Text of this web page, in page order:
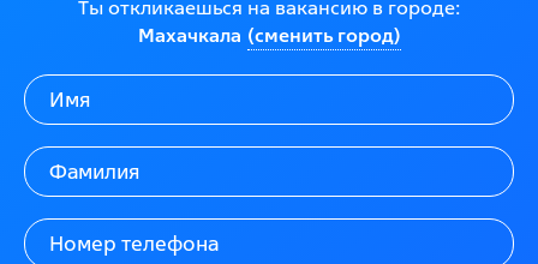
Ты откликаешься на вакансию в городе:
Махачкала (сменить город)